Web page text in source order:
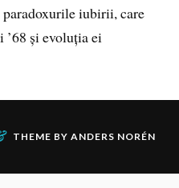
paradoxurile iubirii, care
’68 și evoluția ei
THEME BY ANDERS NORÉN